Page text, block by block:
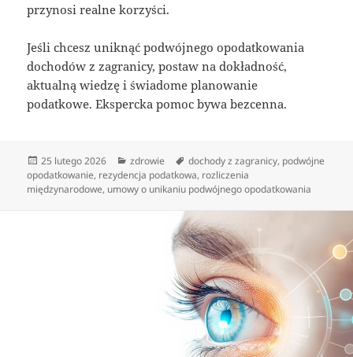
przynosi realne korzyści.
Jeśli chcesz uniknąć podwójnego opodatkowania
dochodów z zagranicy, postaw na dokładność,
aktualną wiedzę i świadome planowanie
podatkowe. Ekspercka pomoc bywa bezcenna.
Data
publikacji
25 lutego 2026 Kategorie
zdrowie Tagi
dochody z zagranicy, podwójne
opodatkowanie, rezydencja podatkowa, rozliczenia
międzynarodowe, umowy o unikaniu podwójnego opodatkowania